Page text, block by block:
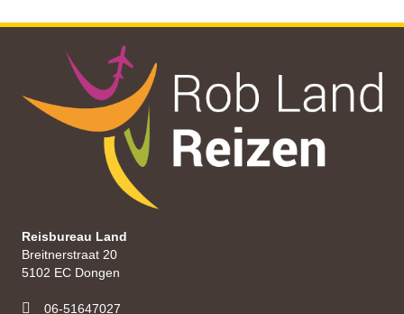
Reisbureau Land
Breitnerstraat 20
5102 EC Dongen
06-51647027